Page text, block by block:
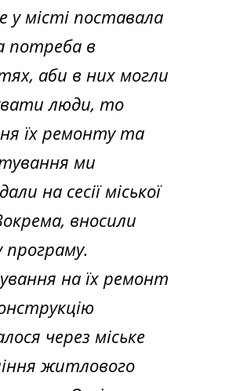
у місті поставала
потреба в
аби в них могли
люди, то
їх ремонту та
ми
на сесії міської
вносили
програму.
на їх ремонт
через міське
житлового